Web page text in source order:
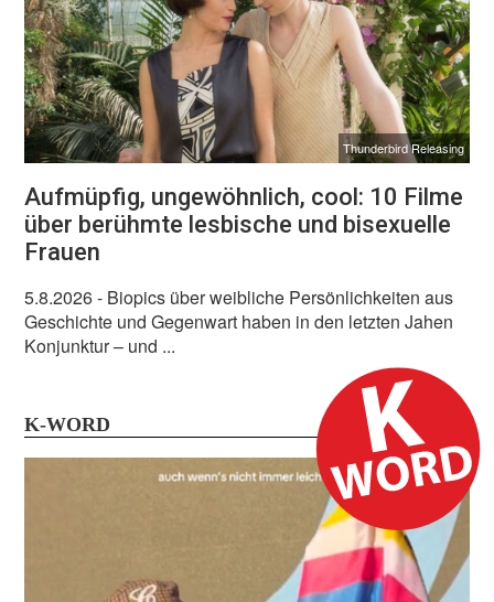
Thunderbird Releasing
Aufmüpfig, ungewöhnlich, cool: 10 Filme
über berühmte lesbische und bisexuelle
Frauen
5.8.2026- Biopics über weibliche Persönlichkeiten aus
Geschichte und Gegenwart haben in den letzten Jahen
Konjunktur – und ...
K-WORD